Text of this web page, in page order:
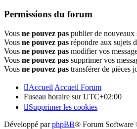
Permissions du forum
Vous ne pouvez pas publier de nouveaux
Vous ne pouvez pas répondre aux sujets
Vous ne pouvez pas modifier vos
Vous ne pouvez pas supprimer vos
Vous ne pouvez pas transférer de pièces
Accueil Accueil Forum
Fuseau horaire surUTC+02:00
Supprimer les cookies
Développé parphpBB® Forum